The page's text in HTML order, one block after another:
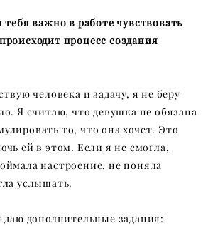
тебя важно в работе чувствовать
процесс создания
человека и задачу, я не беру
Я считаю, что девушка не обязана
то, что она хочет. Это
ей в этом. Если я не смогла,
настроение, не поняла
услышать.
даю дополнительные задания: